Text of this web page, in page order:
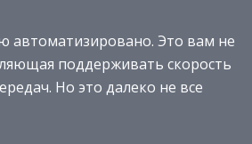
автоматизировано. Это вам не
поддерживать скорость
Но это далеко не все